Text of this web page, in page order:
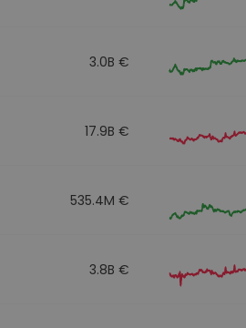
3.0B €
17.9B €
535.4M €
3.8B €